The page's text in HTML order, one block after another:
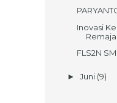
Inovasi
Remaja
FLS2N
► Juni (9)